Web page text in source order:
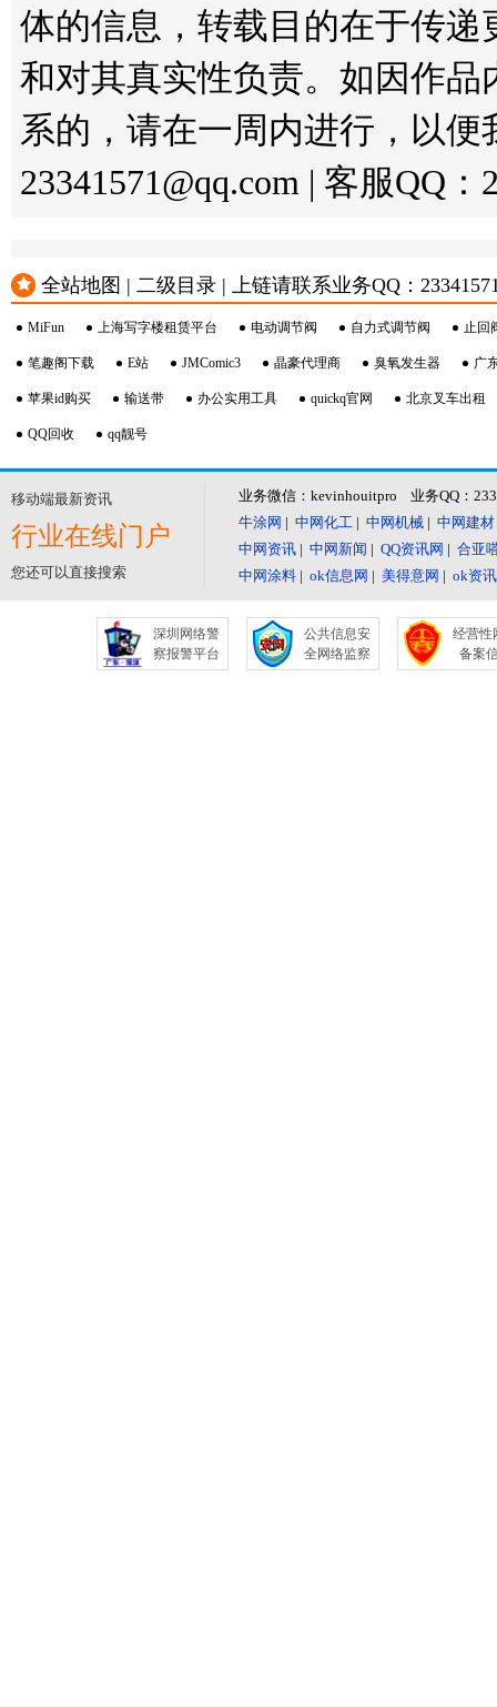
体的信息，转载目的在于传
和对其真实性负责。如因作
系的，请在一周内进行，以
23341571@qq.com | 客服QQ：
全站地图 | 二级目录 | 上链请联系业务QQ：
MiFun 上海写字楼租赁平台 电动调节阀 自力式调节阀 止回
笔趣阁下载 E站 JMComic3 晶豪代理商 臭氧发生器 广
苹果id购买 输送带 办公实用工具 quickq官网 北京叉车出租
QQ回收 qq靓号
移动端最新资讯
行业在线门户
您还可以直接搜索
业务微信：kevinhouitpro 业务QQ：
牛涂网 | 中网化工 | 中网机械 | 中网建材
中网资讯 | 中网新闻 | QQ资讯网 | 合亚
中网涂料 | ok信息网 | 美得意网 | ok资
深圳网络警
察报警平台
公共信息安
全网络监察
经营性
备案